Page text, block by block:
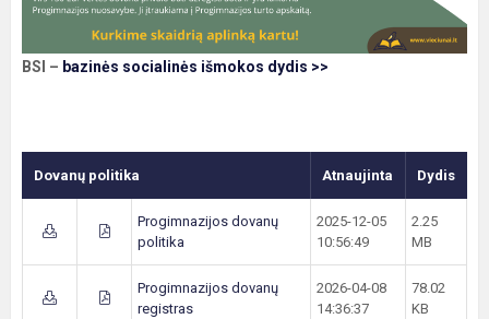
BSI – bazinės socialinės išmokos dydis >>
Dovanų politika Atnaujinta Dydis
Progimnazijos dovanų
politika
2025-12-05
10:56:49
2.25
MB
Progimnazijos dovanų
registras
2026-04-08
14:36:37
78.02
KB